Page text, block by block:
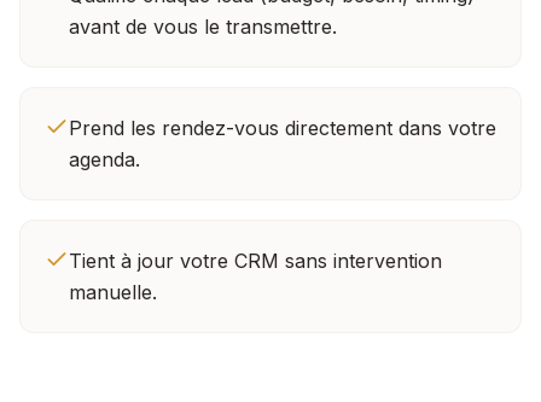
avant de vous le transmettre.
Prend les rendez-vous directement dans votre
agenda.
Tient à jour votre CRM sans intervention
manuelle.